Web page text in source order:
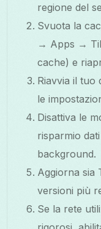
regione del
Svuota la
→ Apps →
cache) e
Riavvia il tuo
le
Disattiva le
risparmio
background.
Aggiorna sia
versioni più
Se la rete